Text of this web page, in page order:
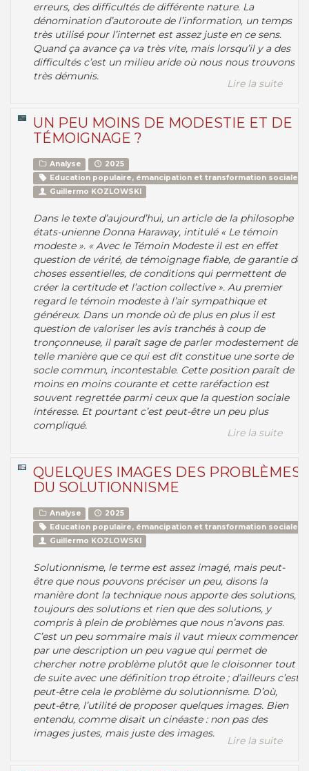
erreurs, des difficultés de différente nature. La
dénomination d’autoroute de l’information, un temps
très utilisé pour l’internet est assez juste en ce sens.
Quand ça avance ça va très vite, mais lorsqu’il y a des
difficultés c’est un milieu aride où nous nous trouvons
très démunis.
Lire la suite
UN PEU MOINS DE MODESTIE ET DE
TÉMOIGNAGE ?
Analyse
2025
Education populaire, émancipation et transformation sociale
Guillermo KOZLOWSKI
Dans le texte d’aujourd’hui, un article de la philosophe
états-unienne Donna Haraway, intitulé « Le témoin
modeste ». « Avec le Témoin Modeste il est en effet
question de vérité, de témoignage fiable, de garantie de
choses essentielles, de conditions qui permettent de
créer la certitude et l’action collective ». Au premier
regard le témoin modeste à l’air sympathique et
généreux. Dans un monde où de plus en plus il est
question de valoriser les avis tranchés à coup de
tronçonneuse, il paraît sage de parler modestement de
telle manière que ce qui est dit constitue une sorte de
socle commun, incontestable. Cette position paraît de
moins en moins courante et cette raréfaction est
souvent regrettée parmi ceux que la question sociale
intéresse. Et pourtant c’est peut-être un peu plus
compliqué.
Lire la suite
QUELQUES IMAGES DES PROBLÈMES
DU SOLUTIONNISME
Analyse
2025
Education populaire, émancipation et transformation sociale
Guillermo KOZLOWSKI
Solutionnisme, le terme est assez imagé, mais peut-
être que nous pouvons préciser un peu, disons la
manière dont la technique nous apporte des solutions,
toujours des solutions et rien que des solutions, y
compris à plein de problèmes que nous n’avons pas.
C’est un peu sommaire mais il vaut mieux commencer
par une description un peu vague qui permet de
chercher notre problème plutôt que le cloisonner tout
de suite avec une définition trop étroite ; d’ailleurs c’est
peut-être cela le problème du solutionnisme. D’où,
peut-être, l’utilité de proposer quelques images. Bien
entendu, comme disait un cinéaste : non pas des
images justes, mais juste des images.
Lire la suite